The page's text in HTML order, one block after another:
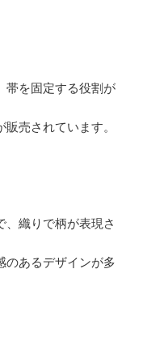
帯を固定する役割が
売されています。
、織りで柄が表現さ
のあるデザインが多